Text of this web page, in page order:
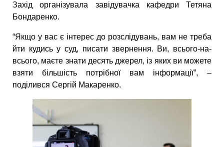
Захід організувала завідувачка кафедри Тетяна
Бондаренко.
“Якщо у вас є інтерес до розслідувань, вам не треба
йти кудись у суд, писати звернення. Ви, всього-на-
всього, маєте знати десять джерел, із яких ви можете
взяти більшість потрібної вам інформації”, –
поділився Сергій Макаренко.